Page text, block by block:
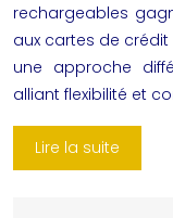
rechargeables
aux cartes de
une approche
alliant flexibilité et
Lire la suite